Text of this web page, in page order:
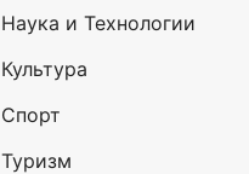
Наука и Технологии
Культура
Спорт
Туризм